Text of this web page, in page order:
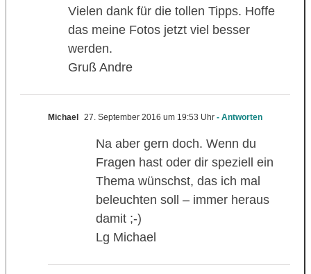
Vielen dank für die tollen Tipps. Hoffe
das meine Fotos jetzt viel besser
werden.
Gruß Andre
Michael 27. September 2016 um 19:53 Uhr - Antworten
Na aber gern doch. Wenn du
Fragen hast oder dir speziell ein
Thema wünschst, das ich mal
beleuchten soll – immer heraus
damit ;-)
Lg Michael